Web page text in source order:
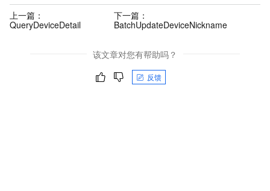
上一篇：
QueryDeviceDetail
下一篇：
BatchUpdateDeviceNickname
该文章对您有帮助吗？
反馈